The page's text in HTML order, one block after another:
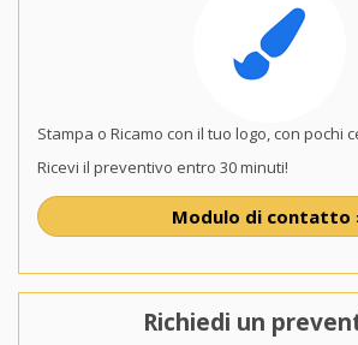
Stampa o Ricamo con il tuo logo, con pochi
Ricevi il preventivo entro 30 minuti!
Modulo di contatto
Richiedi un